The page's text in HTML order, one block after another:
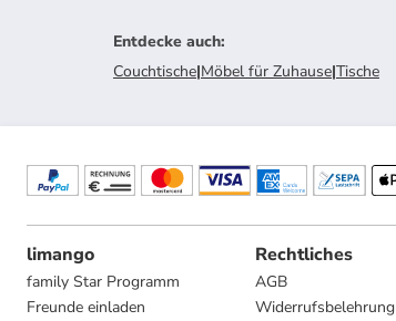
Entdecke auch:
Couchtische|Möbel für Zuhause|Tische
limango
family Star Programm
Freunde einladen
Rechtliches
AGB
Widerrufsbelehrung